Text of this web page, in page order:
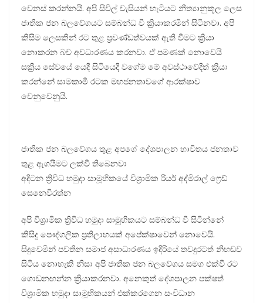
වෙනස් කරන්නයි. අපි සිවිල් වැසියන් හැටියට නීත්‍යානුකූල ලෙස
ජාතික ජන බලවේගයට සම්බන්ධ වී ක්‍රියාකරමින් සිටිනවා. අපි
කිසිම ලෙසකින් රට තුළ ප්‍රචණ්ඩත්වයක් ඇති වීමට ක්‍රියා
නොකරන බව අවධාරණය කරනවා. ඒ පමණක් නොවෙයි
සක්‍රීය සේවයේ යෙදී සිටියෙදී වගේම මේ අවස්ථාවේදීත් ක්‍රියා
කරන්නේ සාමකාමී රටක මහජනතාවගේ ආරක්ෂාව
වෙනුවෙනුයි.
ජාතික ජන බලවේගය තුළ අපගේ දේශපාලන භාවිතය ජනතාව
තුළ ඇගයීමට ලක්වී තිබෙනවා
අදිටන ත්‍රිවිධ හමුදා සාමූහිකයේ විශ්‍රාමික රියර් අද්මිරාල් ෆ්‍රෙඩ්
සෙනෙවිරත්න
අපි විශ්‍රාමික ත්‍රිවිධ හමුදා සාමූහිකයට සම්බන්ධ වී සිටින්නේ
කිසිදු පෞද්ගලික ප්‍රතිලාභයක් අපේක්ෂාවෙන් නොවෙයි.
සිදුවෙමින් පවතින සමාජ අසාධාරණය ඉදිරියේ තවදුරටත් නිහඬව
සිටිය නොහැකි නිසා අපි ජාතික ජන බලවේගය සමග එක්වී රට
ගොඩනඟන්න ක්‍රියාකරනවා. අනෙකුත් දේශපාලන පක්ෂත්
විශ්‍රාමික හමුදා සාමූහිකයන් එක්කරගෙන සංවිධාන